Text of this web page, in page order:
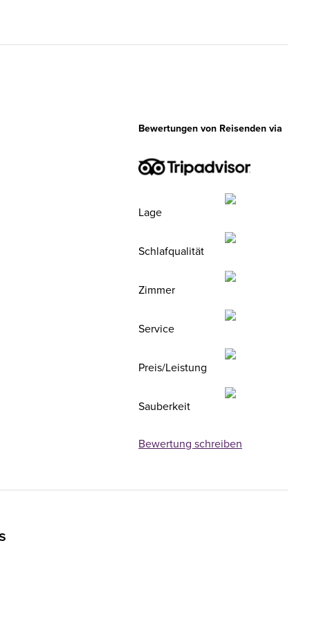
Bewertungen von Reisenden via
Lage
Schlafqualität
Zimmer
Service
Preis/Leistung
Sauberkeit
Bewertung schreiben